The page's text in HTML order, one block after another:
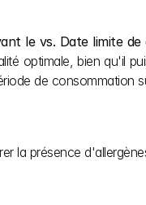
le vs. Date limite de
optimale, bien qu'il
de consommation
la présence